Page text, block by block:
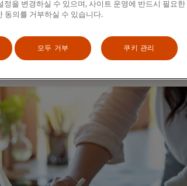
정을 변경하실 수 있으며, 사이트 운영에 반드시 필요한
동의를 거부하실 수 있습니다.
모두 거부 쿠키 관리